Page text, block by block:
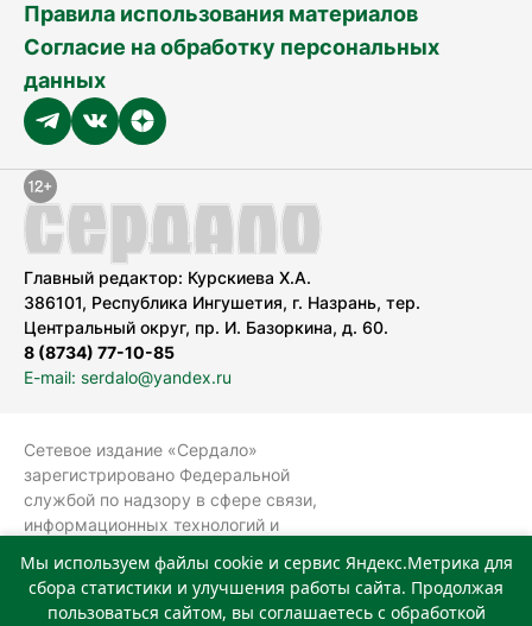
Правила использования материалов
Согласие на обработку персональных
данных
Главный редактор: Курскиева Х.А.
386101, Республика Ингушетия, г. Назрань, тер.
Центральный округ, пр. И. Базоркина, д. 60.
8 (8734) 77-10-85
E-mail: serdalo@yandex.ru
Сетевое издание «Сердало»
зарегистрировано Федеральной
службой по надзору в сфере связи,
информационных технологий и
(Роскомнадзор).
Реестровая запись СМИ: ЭЛ № ФС 77-
Мы используем файлы cookie и сервис Яндекс.Метрика для
сбора статистики и улучшения работы сайта. Продолжая
пользоваться сайтом, вы соглашаетесь с обработкой